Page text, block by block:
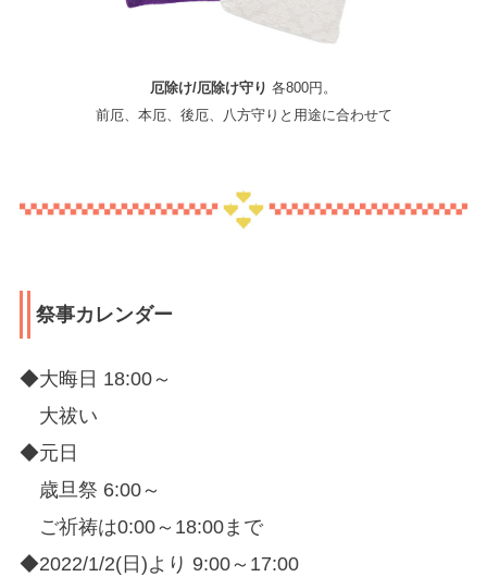
厄除け/厄除け守り 各800円。
前厄、本厄、後厄、八方守りと用途に合わせて
祭事カレンダー
◆大晦日 18:00～
大祓い
◆元日
歳旦祭 6:00～
ご祈祷は0:00～18:00まで
◆2022/1/2(日)より 9:00～17:00